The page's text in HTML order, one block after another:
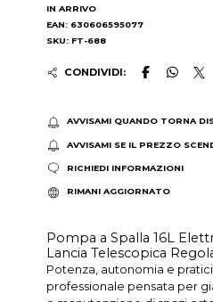
IN ARRIVO
EAN: 630606595077
SKU: FT-688
CONDIVIDI:
AVVISAMI QUANDO TORNA
AVVISAMI SE IL PREZZO
RICHIEDI INFORMAZIONI
RIMANI AGGIORNATO
Pompa a Spalla 16L
Lancia Telescopica
Potenza, autonomia e
professionale pensata per